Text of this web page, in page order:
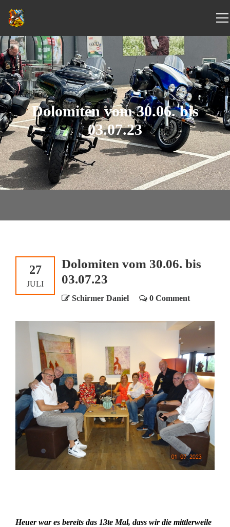
Dolomiten vom 30.06. bis
03.07.23
27
JULI
Dolomiten vom 30.06. bis
03.07.23
Schirmer Daniel 0 Comment
Heuer war es bereits das 13te Mal, dass wirdie mittlerweile